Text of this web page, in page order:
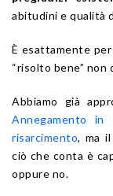
abitudini e qualità
È esattamente
“risolto bene”
Abbiamo già
Annegamento in
risarcimento, ma
ciò che conta è
oppure no.